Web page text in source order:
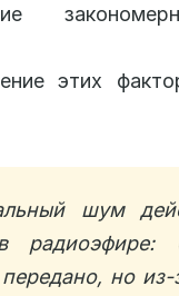
этих
шум
радиоэфире:
но из-